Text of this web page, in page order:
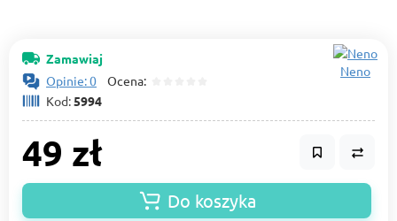
Zamawiaj
Opinie: 0 Ocena:
Kod:5994
Neno
49 zł
Do koszyka